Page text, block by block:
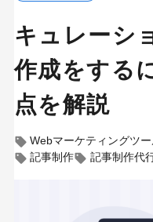
キュレーシ
作成をする
点を解説
Webマーケティングツ
記事制作
記事制作代